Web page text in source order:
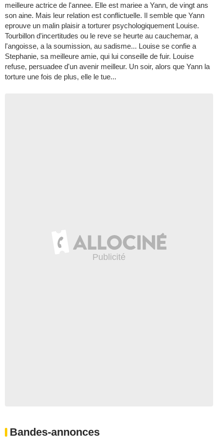
meilleure actrice de l'annee. Elle est mariee a Yann, de vingt ans
son aine. Mais leur relation est conflictuelle. Il semble que Yann
eprouve un malin plaisir a torturer psychologiquement Louise.
Tourbillon d'incertitudes ou le reve se heurte au cauchemar, a
l'angoisse, a la soumission, au sadisme... Louise se confie a
Stephanie, sa meilleure amie, qui lui conseille de fuir. Louise
refuse, persuadee d'un avenir meilleur. Un soir, alors que Yann la
torture une fois de plus, elle le tue...
Bandes-annonces